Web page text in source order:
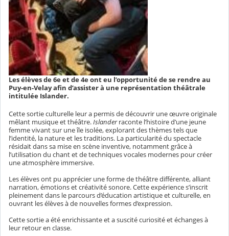
Les élèves de 6e et de 4e ont eu l’opportunité de se rendre au
Puy-en-Velay afin d’assister à une représentation théâtrale
intitulée Islander.
Cette sortie culturelle leur a permis de découvrir une œuvre originale
mêlant musique et théâtre.Islanderraconte l’histoire d’une jeune
femme vivant sur une île isolée, explorant des thèmes tels que
l’identité, la nature et les traditions. La particularité du spectacle
résidait dans sa mise en scène inventive, notamment grâce à
l’utilisation du chant et de techniques vocales modernes pour créer
une atmosphère immersive.
Les élèves ont pu apprécier une forme de théâtre différente, alliant
narration, émotions et créativité sonore. Cette expérience s’inscrit
pleinement dans le parcours d’éducation artistique et culturelle, en
ouvrant les élèves à de nouvelles formes d’expression.
Cette sortie a été enrichissante et a suscité curiosité et échanges à
leur retour en classe.